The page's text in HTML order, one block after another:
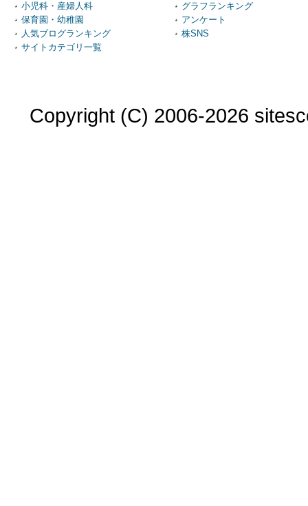
小児科・産婦人科
保育園・幼稚園
人気ブログランキング
サイトカテゴリ一覧
グラフランキング
アンケート
株SNS
Copyright (C) 2006-2026